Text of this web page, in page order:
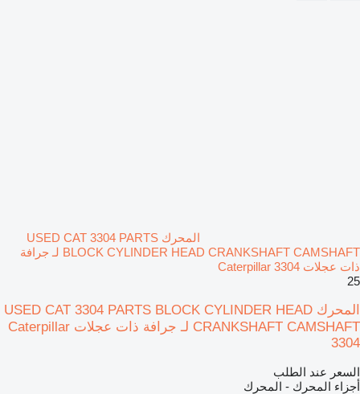
المحرك USED CAT 3304 PARTS
BLOCK CYLINDER HEAD CRANKSHAFT CAMSHAFT لـ جرافة
ذات عجلات Caterpillar 3304
25
المحرك USED CAT 3304 PARTS BLOCK CYLINDER HEAD
CRANKSHAFT CAMSHAFT لـ جرافة ذات عجلات Caterpillar
3304
السعر عند الطلب
أجزاء المحرك - المحرك